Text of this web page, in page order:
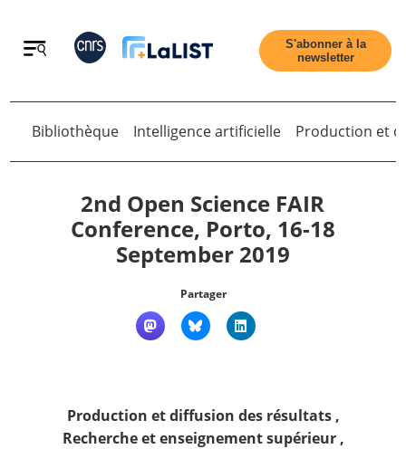
Retour
Contact
S'abonner à la
newsletter
Retour
Bibliothèque Intelligence artificielle Production et
2nd Open Science FAIR
Conference, Porto, 16-18
September 2019
Partager
Production et diffusion des résultats,
Recherche et enseignement supérieur,